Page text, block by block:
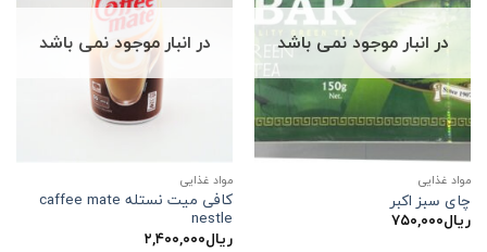
در انبار موجود نمی باشد
مواد غذایی
چای سبز اکبر
ریال۷۵۰,۰۰۰
در انبار موجود نمی باشد
مواد غذایی
کافی میت نستله caffee mate
nestle
ریال۲,۴۰۰,۰۰۰